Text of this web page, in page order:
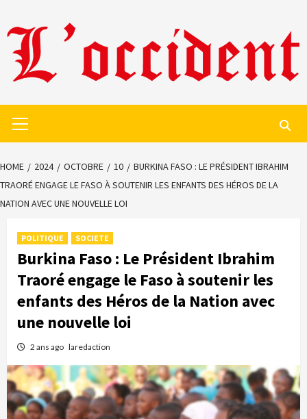
to
content
Menu
HOME 2024 OCTOBRE 10
BURKINA FASO : LE PRÉSIDENT IBRAHIM
TRAORÉ ENGAGE LE FASO À SOUTENIR LES ENFANTS DES HÉROS DE LA
NATION AVEC UNE NOUVELLE LOI
POLITIQUE SOCIETE
Burkina Faso : Le Président Ibrahim
Traoré engage le Faso à soutenir les
enfants des Héros de la Nation avec
une nouvelle loi
2 ans ago laredaction